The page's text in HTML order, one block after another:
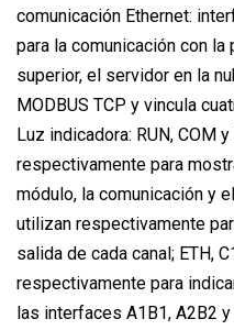
comunicación Ethernet:
para la comunicación con
superior, el servidor en la
MODBUS TCP y vincula
Luz indicadora: RUN, COM
respectivamente para
módulo, la comunicación y
utilizan respectivamente
salida de cada canal; ETH,
respectivamente para
las interfaces A1B1, A2B2